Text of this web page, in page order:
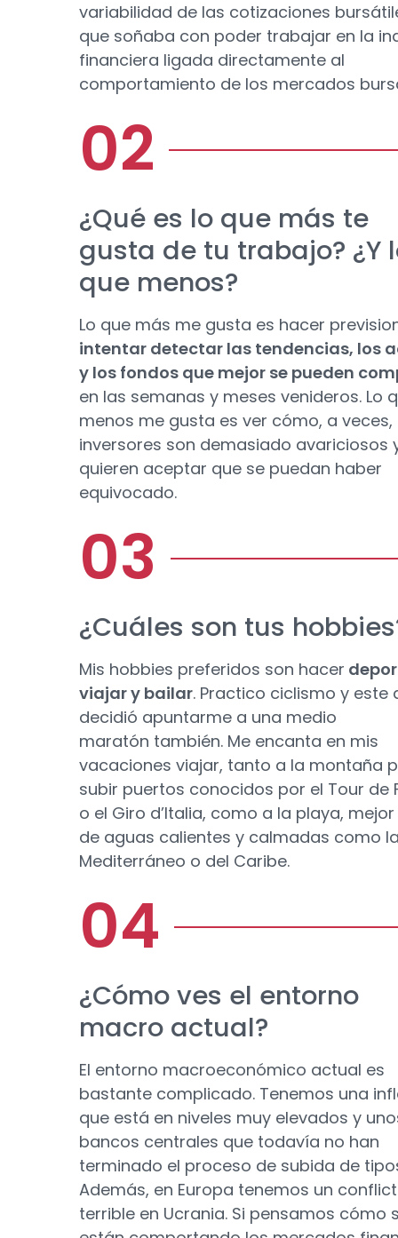
variabilidad de las cotizaciones
que soñaba con poder trabajar en la
financiera ligada directamente al
comportamiento de los mercados
¿Qué es lo que más te
gusta de tu trabajo? ¿Y
que menos?
Lo que más me gusta es hacer
intentar detectar las tendencias, los
y los fondos que mejor se pueden
en las semanas y meses venideros. Lo
menos me gusta es ver cómo, a veces,
inversores son demasiado avariciosos
quieren aceptar que se puedan haber
equivocado.
¿Cuáles son tus
Mis hobbies preferidos son hacer
viajar y bailar. Practico ciclismo y este
decidió apuntarme a una medio
maratón también. Me encanta en mis
vacaciones viajar, tanto a la montaña
subir puertos conocidos por el Tour de
o el Giro d’Italia, como a la playa,
de aguas calientes y calmadas como
Mediterráneo o del Caribe.
¿Cómo ves el entorno
macro actual?
El entorno macroeconómico actual es
bastante complicado. Tenemos una
que está en niveles muy elevados y
bancos centrales que todavía no han
terminado el proceso de subida de
Además, en Europa tenemos un
terrible en Ucrania. Si pensamos cómo